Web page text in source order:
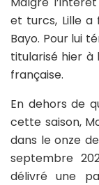
et turcs, Lille a
Bayo. Pour lui
titularisé hier à
française.
En dehors de
cette saison,
dans le onze
septembre
délivré une